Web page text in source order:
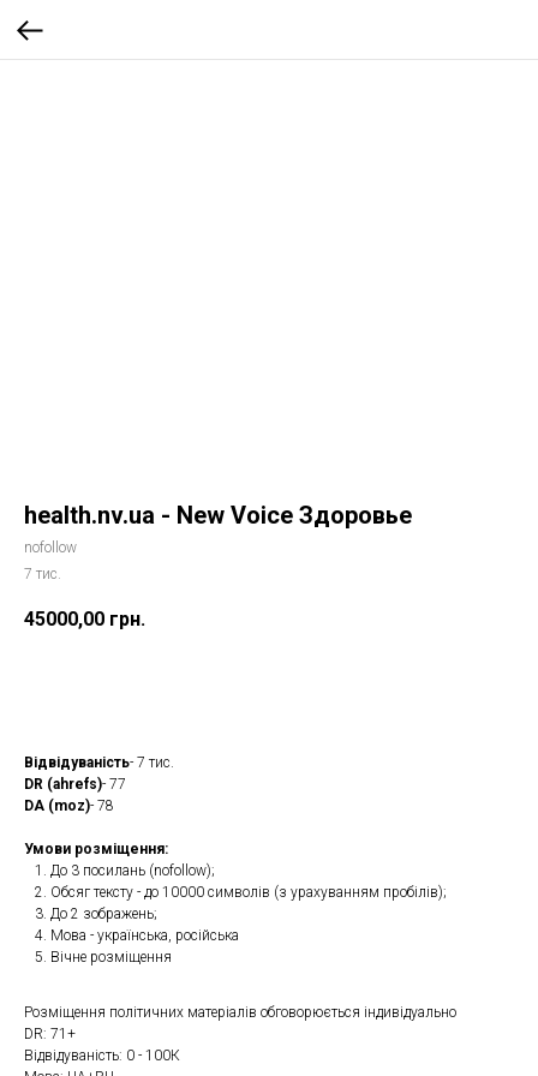
health.nv.ua - New Voice Здоровье
nofollow
7 тис.
45000,00 грн.
Відвідуваність- 7 тис.
DR (ahrefs)- 77
DA (moz)- 78
Умови розміщення:
До 3 посилань (nofollow);
Обсяг тексту - до 10000 символів (з урахуванням пробілів);
До 2 зображень;
Мова - українська, російська
Вічне розміщення
Розміщення політичних матеріалів обговорюється індивідуально
DR: 71+
Відвідуваність: 0 - 100К